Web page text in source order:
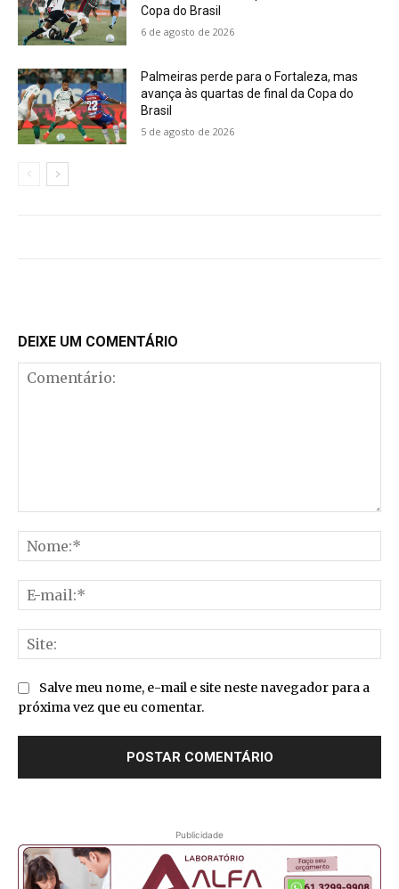
Copa do Brasil
6 de agosto de 2026
Palmeiras perde para o Fortaleza, mas
avança às quartas de final da Copa do
Brasil
5 de agosto de 2026
DEIXE UM COMENTÁRIO
Salve meu nome, e-mail e site neste navegador para a
próxima vez que eu comentar.
Publicidade